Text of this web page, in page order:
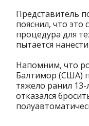
Представитель
пояснил, что это
процедура для
пытается
Напомним, что
Балтимор (США)
тяжело ранил
отказался